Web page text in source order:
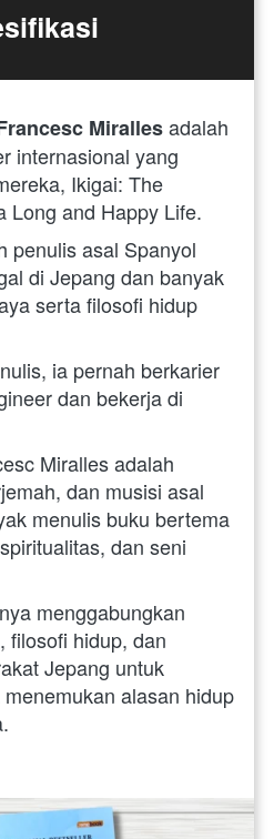
Miralles adalah
internasional yang
Ikigai: The
Long and Happy Life.
penulis asal Spanyol
di Jepang dan banyak
serta filosofi hidup
ia pernah berkarier
dan bekerja di
Miralles adalah
dan musisi asal
menulis buku bertema
dan seni
menggabungkan
filosofi hidup, dan
Jepang untuk
alasan hidup